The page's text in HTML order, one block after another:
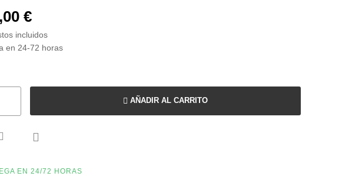
€
incluidos
en 24-72 horas
AÑADIR AL CARRITO

EN 24/72 HORAS